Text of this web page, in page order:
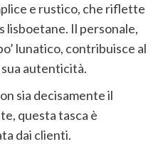
e rustico, che riflette
lisboetane. Il personale,
lunatico, contribuisce al
autenticità.
sia decisamente il
questa tasca è
dai clienti.